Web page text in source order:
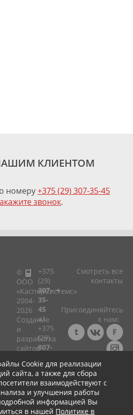
Cookie для реализации
сайта, а также для сбора
взаимодействуют с
и улучшения работы
информацией Вы
в нашей Политике в
КЛИЕНТОМ
номеру+375 (29) 307-35-45
звонок.
+375
(29)
307-
35-
45
a1
+375
(29)
807-
75
мтс
+375
(25)
799-
Смотреть все
контакты
Присоединяйтесь
к нам:
Консультация ☎
+375 (29) 307-35-45
+
+
©
ООО
«КасперСистемс»
2004-
2026
Cоздание
и
разработка
сайтов
Минске!
Политика
в
отношении
обработки